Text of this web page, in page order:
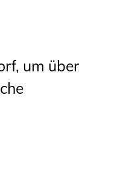
um über